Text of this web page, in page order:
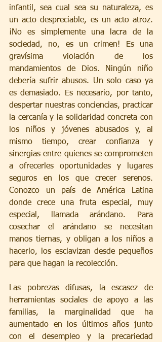
infantil, sea cual sea su naturaleza, es
un acto despreciable, es un acto atroz.
¡No es simplemente una lacra de la
sociedad, no, es un crimen! Es una
gravísima violación de los
mandamientos de Dios. Ningún niño
debería sufrir abusos. Un solo caso ya
es demasiado. Es necesario, por tanto,
despertar nuestras conciencias, practicar
la cercanía y la solidaridad concreta con
los niños y jóvenes abusados y, al
mismo tiempo, crear confianza y
sinergias entre quienes se comprometen
a ofrecerles oportunidades y lugares
seguros en los que crecer serenos.
Conozco un país de América Latina
donde crece una fruta especial, muy
especial, llamada arándano. Para
cosechar el arándano se necesitan
manos tiernas, y obligan a los niños a
hacerlo, los esclavizan desde pequeños
para que hagan la recolección.
Las pobrezas difusas, la escasez de
herramientas sociales de apoyo a las
familias, la marginalidad que ha
aumentado en los últimos años junto
con el desempleo y la precariedad